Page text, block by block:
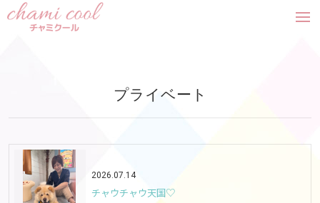
プライベート
2026.07.14
チャウチャウ天国♡